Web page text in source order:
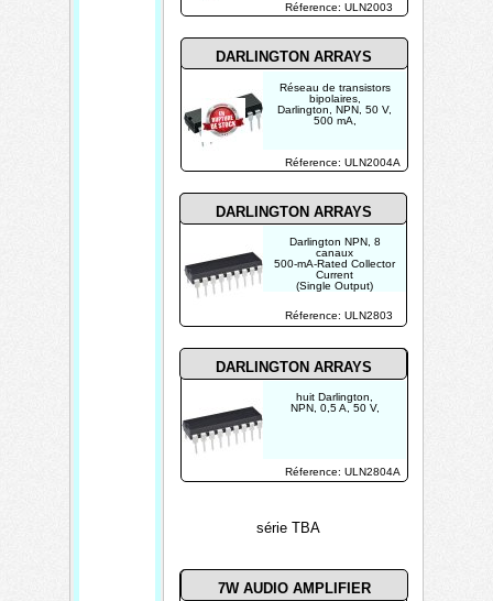
série TBA
Réseau de transistors
bipolaires,
Darlington, NPN, 50 V,
500 mA,
huit Darlington,
NPN, 0,5 A, 50 V,
Darlington NPN, 8
canaux
500-mA-Rated Collector
Current
(Single Output)
Réference: ULN2003
Réference: ULN2004A
Réference: ULN2803
Réference: ULN2804A
DARLINGTON ARRAYS
DARLINGTON ARRAYS
7W AUDIO AMPLIFIER
DARLINGTON ARRAYS